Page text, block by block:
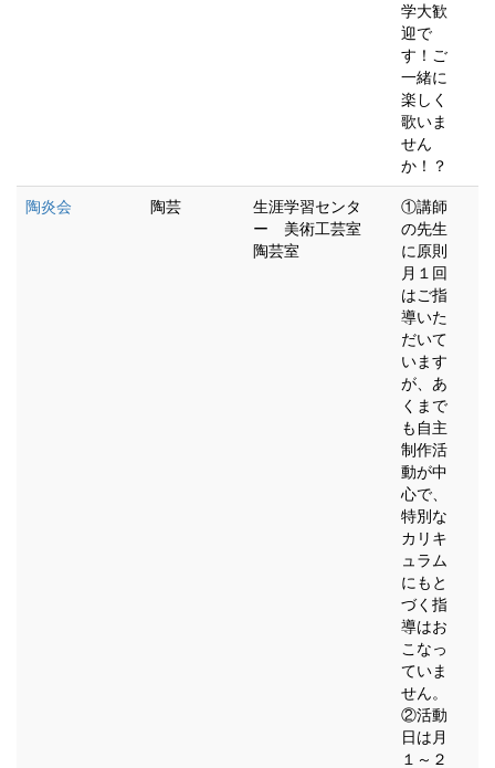
学大歓
迎で
す！ご
一緒に
楽しく
歌いま
せん
か！？
陶炎会 陶芸
生涯学習センタ
ー 美術工芸室
陶芸室
①講師
の先生
に原則
月１回
はご指
導いた
だいて
います
が、あ
くまで
も自主
制作活
動が中
心で、
特別な
カリキ
ュラム
にもと
づく指
導はお
こなっ
ていま
せん。
②活動
日は月
１～２